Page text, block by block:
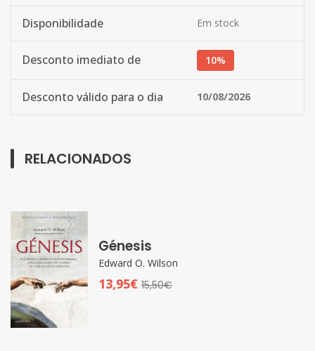
Disponibilidade Em stock
Desconto imediato de 10%
Desconto válido para o dia 10/08/2026
RELACIONADOS
Génesis
Edward O. Wilson
13,95€ 15,50€